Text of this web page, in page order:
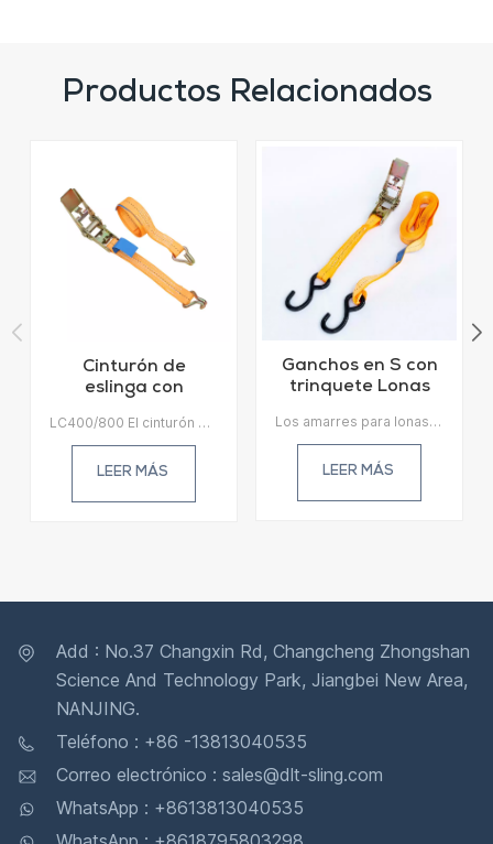
Productos Relacionados
Cinturón de
eslinga con
LC400/800
LC400/800 El cinturón de eslinga con trinquete es un amarre efectivo, reutilizable y de bajo costo para sujetar o asegurar cargas durante el transporte.
LEER MÁS
Ganchos en S con
trinquete Lonas
Los amarres para lonas con ganchos en S con trinquete (también llamados correas de amarre, correas con dispositivo de unión o amarres) son sujetadores que se utilizan para sujetar la carga o el equipo durante el transporte.
LEER MÁS
Add : No.37 Changxin Rd, Changcheng Zhongshan
Science And Technology Park, Jiangbei New Area,
NANJING.
Teléfono : +86 -13813040535
Correo electrónico : sales@dlt-sling.com
WhatsApp : +8613813040535